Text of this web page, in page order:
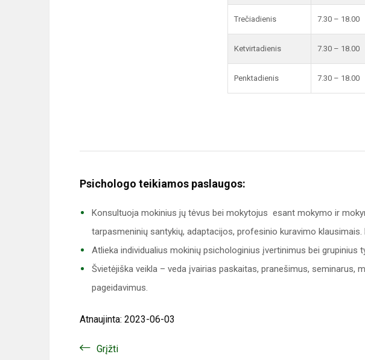
Trečiadienis 7.30 – 18.00
Ketvirtadienis 7.30 – 18.00
Penktadienis 7.30 – 18.00
Psichologo teikiamos paslaugos:
Konsultuoja mokinius jų tėvus bei mokytojus esant mokymo ir
tarpasmeninių santykių, adaptacijos, profesinio kuravimo
Atlieka individualius mokinių psichologinius įvertinimus bei grupinius
Švietėjiška veikla – veda įvairias paskaitas, pranešimus, seminarus,
pageidavimus.
Atnaujinta: 2023-06-03
Grįžti